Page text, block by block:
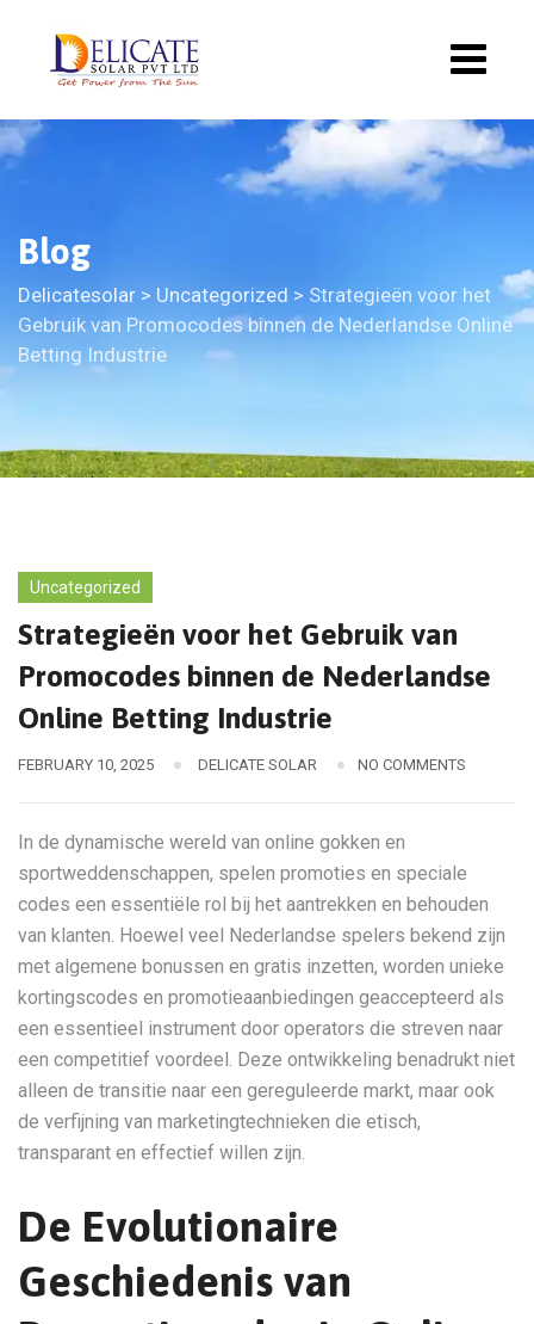
Blog
Delicatesolar > Uncategorized > Strategieën voor het
Gebruik van Promocodes binnen de Nederlandse Online
Betting Industrie
Uncategorized
Strategieën voor het Gebruik van
Promocodes binnen de Nederlandse
Online Betting Industrie
FEBRUARY 10, 2025 DELICATE SOLAR NO COMMENTS
In de dynamische wereld van online gokken en
sportweddenschappen, spelen promoties en speciale
codes een essentiële rol bij het aantrekken en behouden
van klanten. Hoewel veel Nederlandse spelers bekend zijn
met algemene bonussen en gratis inzetten, worden unieke
kortingscodes en promotieaanbiedingen geaccepteerd als
een essentieel instrument door operators die streven naar
een competitief voordeel. Deze ontwikkeling benadrukt niet
alleen de transitie naar een gereguleerde markt, maar ook
de verfijning van marketingtechnieken die etisch,
transparant en effectief willen zijn.
De Evolutionaire
Geschiedenis van